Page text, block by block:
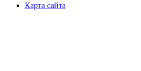
Карта сайта